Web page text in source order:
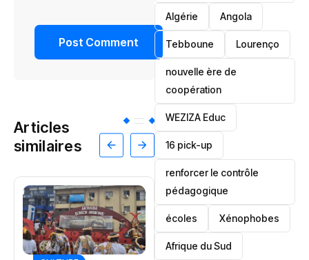
Articles
similaires
‎Algérie Angola
Tebboune Lourenço
nouvelle ère de
coopération
‎WEZIZA Educ
16 pick-up
renforcer le contrôle
pédagogique
écoles ‎Xénophobes
Afrique du Sud